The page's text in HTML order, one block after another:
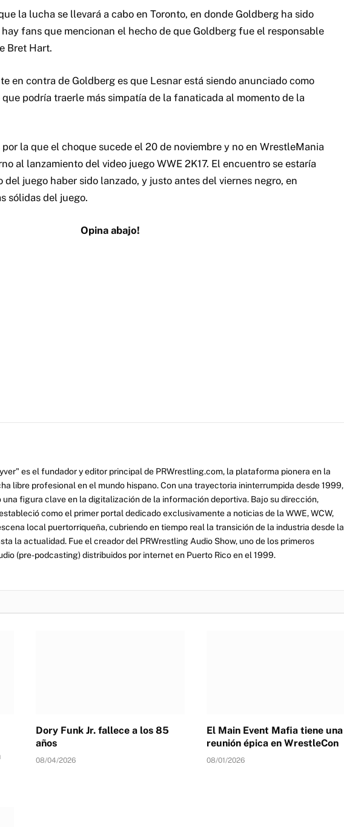
la lucha se llevará a cabo en Toronto, en donde Goldberg ha sido
fans que mencionan el hecho de que Goldberg fue el responsable
Bret Hart.
en contra de Goldberg es que Lesnar está siendo anunciado como
podría traerle más simpatía de la fanaticada al momento de la
la que el choque sucede el 20 de noviembre y no en WrestleMania
al lanzamiento del video juego WWE 2K17. El encuentro se estaría
del juego haber sido lanzado, y justo antes del viernes negro, en
sólidas del juego.
Opina abajo!
es el fundador y editor principal de PRWrestling.com, la plataforma pionera en la
libre profesional en el mundo hispano. Con una trayectoria ininterrumpida desde 1999,
una figura clave en la digitalización de la información deportiva. Bajo su dirección,
como el primer portal dedicado exclusivamente a noticias de la WWE, WCW,
local puertorriqueña, cubriendo en tiempo real la transición de la industria desde la
la actualidad. Fue el creador del PRWrestling Audio Show, uno de los primeros
(pre-podcasting) distribuidos por internet en Puerto Rico en el 1999.
Dory Funk Jr. fallece a los 85
años
08/04/2026
El Main Event Mafia tiene una
reunión épica en WrestleCon
08/01/2026